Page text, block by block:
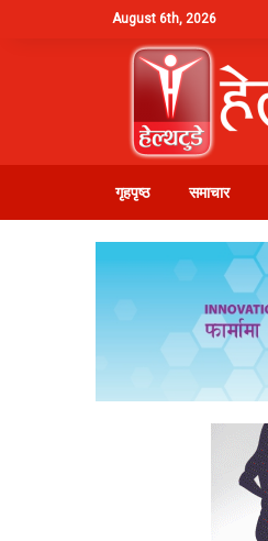
August 6th, 2026
गृहपृष्ठ समाचार